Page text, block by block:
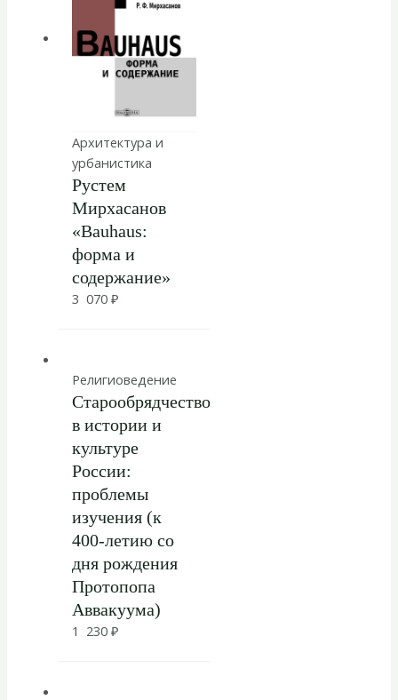
Архитектура и
урбанистика
Рустем
Мирхасанов
«Bauhaus:
форма и
содержание»
3 070 ₽
Религиоведение
Старообрядчество
в истории и
культуре
России:
проблемы
изучения (к
400-летию со
дня рождения
Протопопа
Аввакуума)
1 230 ₽